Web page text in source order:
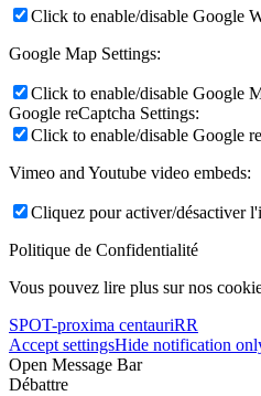
Click to enable/disable Google
Google Map Settings:
Click to enable/disable Google
Google reCaptcha Settings:
Click to enable/disable Google
Vimeo and Youtube video embeds:
Cliquez pour activer/désactiver
Politique de Confidentialité
Vous pouvez lire plus sur nos
SPOT-proxima centauriRR
Accept settingsHide notification
Open Message Bar
Débattre